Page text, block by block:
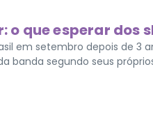
o que esperar dos
em setembro depois de
banda segundo seus